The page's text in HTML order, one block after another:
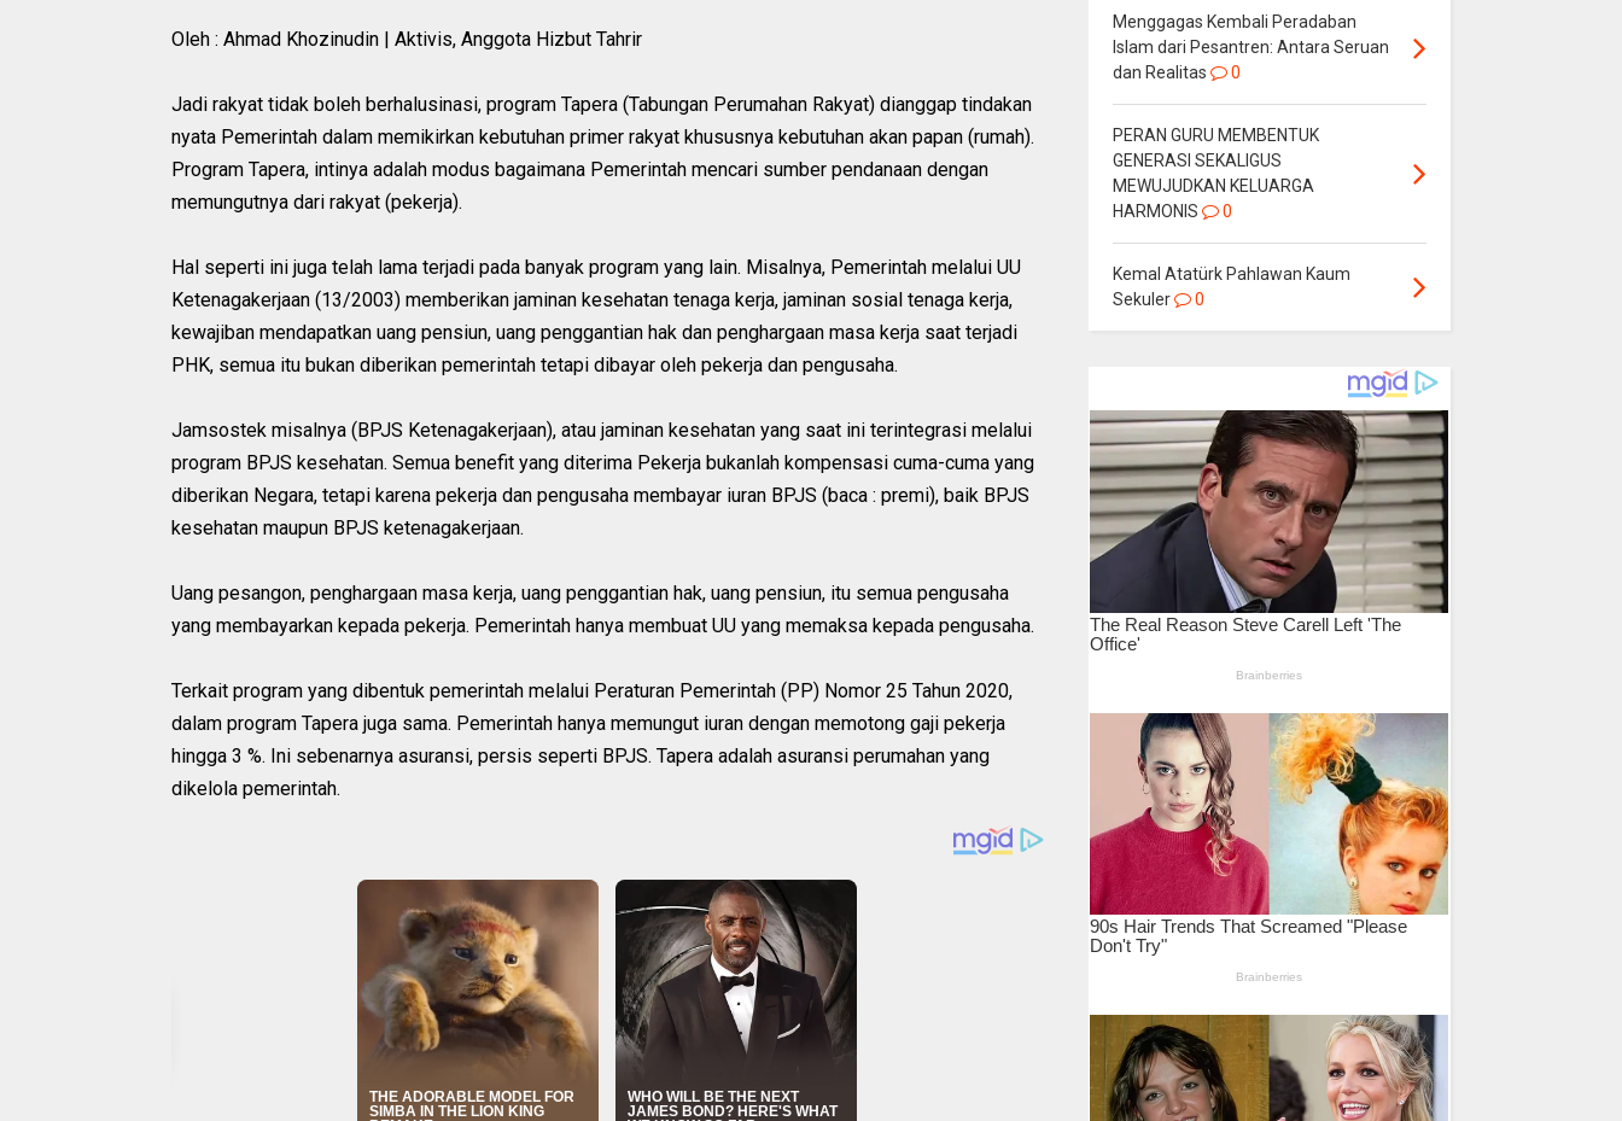
Oleh : Ahmad Khozinudin | Aktivis, Anggota Hizbut Tahrir
Jadi rakyat tidak boleh berhalusinasi, program Tapera (Tabungan Perumahan Rakyat) dianggap tindakan
nyata Pemerintah dalam memikirkan kebutuhan primer rakyat khususnya kebutuhan akan papan (rumah).
Program Tapera, intinya adalah modus bagaimana Pemerintah mencari sumber pendanaan dengan
memungutnya dari rakyat (pekerja).
Hal seperti ini juga telah lama terjadi pada banyak program yang lain. Misalnya, Pemerintah melalui UU
Ketenagakerjaan (13/2003) memberikan jaminan kesehatan tenaga kerja, jaminan sosial tenaga kerja,
kewajiban mendapatkan uang pensiun, uang penggantian hak dan penghargaan masa kerja saat terjadi
PHK, semua itu bukan diberikan pemerintah tetapi dibayar oleh pekerja dan pengusaha.
Jamsostek misalnya (BPJS Ketenagakerjaan), atau jaminan kesehatan yang saat ini terintegrasi melalui
program BPJS kesehatan. Semua benefit yang diterima Pekerja bukanlah kompensasi cuma-cuma yang
diberikan Negara, tetapi karena pekerja dan pengusaha membayar iuran BPJS (baca : premi), baik BPJS
kesehatan maupun BPJS ketenagakerjaan.
Uang pesangon, penghargaan masa kerja, uang penggantian hak, uang pensiun, itu semua pengusaha
yang membayarkan kepada pekerja. Pemerintah hanya membuat UU yang memaksa kepada pengusaha.
Terkait program yang dibentuk pemerintah melalui Peraturan Pemerintah (PP) Nomor 25 Tahun 2020,
dalam program Tapera juga sama. Pemerintah hanya memungut iuran dengan memotong gaji pekerja
hingga 3 %. Ini sebenarnya asuransi, persis seperti BPJS. Tapera adalah asuransi perumahan yang
dikelola pemerintah.
Menggagas Kembali Peradaban
Islam dari Pesantren: Antara Seruan
dan Realitas
0
PERAN GURU MEMBENTUK
GENERASI SEKALIGUS
MEWUJUDKAN KELUARGA
HARMONIS
0
Kemal Atatürk Pahlawan Kaum
Sekuler
0